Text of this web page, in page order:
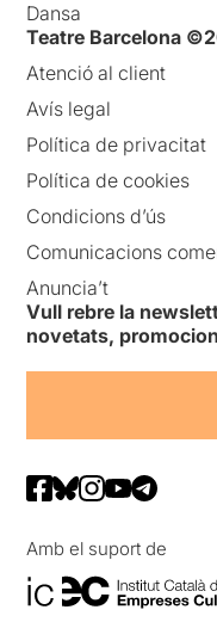
Dansa
Teatre Barcelona
Atenció al client
Avís legal
Política de privacitat
Política de cookies
Condicions d’ús
Comunicacions
Anuncia’t
Vull rebre la
novetats,
Amb el suport de